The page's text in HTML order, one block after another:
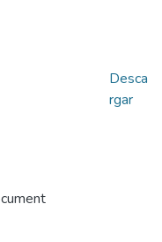
Desca
rgar